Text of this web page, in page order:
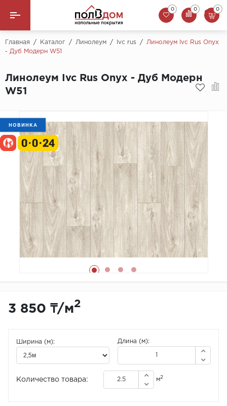
Назад
Арт-Винил
Плинтус
Пороги
Сопутствующие товары
0 0 0
0 ₸
Главная / Каталог / Линолеум / Ivc rus /
Линолеум Ivc Rus Onyx
- Дуб Модерн W51
Линолеум Ivc Rus Onyx - Дуб Модерн
W51
НОВИНКА
3 850 ₸/м2
Ширина (м): Длина (м):
Количество товара: м2